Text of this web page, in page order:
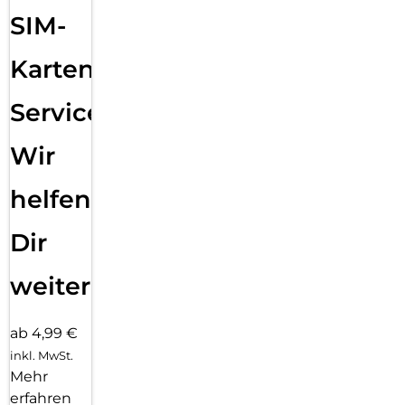
Einfaches, blasenfreies Aufbringen:
dazugehörigen Video Tutorial gestaltet sich die Montage des
kein schiefes Aufliegen des Screen Protectors auf dem
Display, keine verdeckten Öffnungen für Lautsprecher oder
Mikrofone und erst recht keine Blasen unter dem Schutzglas.
Gut für die Umwelt: der Eco-Montagerahmen besteht zu
dem Einsatz bedenkenlos mit dem Altpapier recycelt
SIM-
Karten
Service:
Wir
helfen
Dir
weiter
ab 4,99 €
inkl. MwSt.
Mehr
erfahren